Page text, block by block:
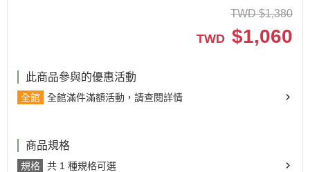
TWD $1,380
TWD $1,060
此商品參與的優惠活動
全館 全館滿件滿額活動，請查閱詳情
商品規格
規格 共 1 種規格可選